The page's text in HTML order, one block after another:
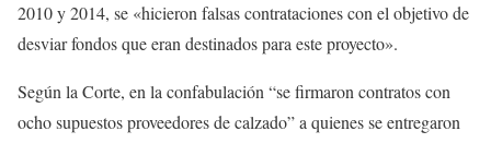
2010 y 2014, se «hicieron falsas contrataciones con el objetivo de
desviar fondos que eran destinados para este proyecto».
Según la Corte, en la confabulación “se firmaron contratos con
ocho supuestos proveedores de calzado” a quienes se entregaron